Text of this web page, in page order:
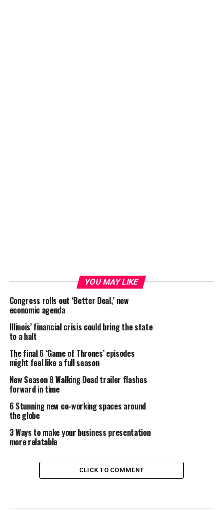
YOU MAY LIKE
Congress rolls out ‘Better Deal,’ new
economic agenda
Illinois’ financial crisis could bring the state
to a halt
The final 6 ‘Game of Thrones’ episodes
might feel like a full season
New Season 8 Walking Dead trailer flashes
forward in time
6 Stunning new co-working spaces around
the globe
3 Ways to make your business presentation
more relatable
CLICK TO COMMENT